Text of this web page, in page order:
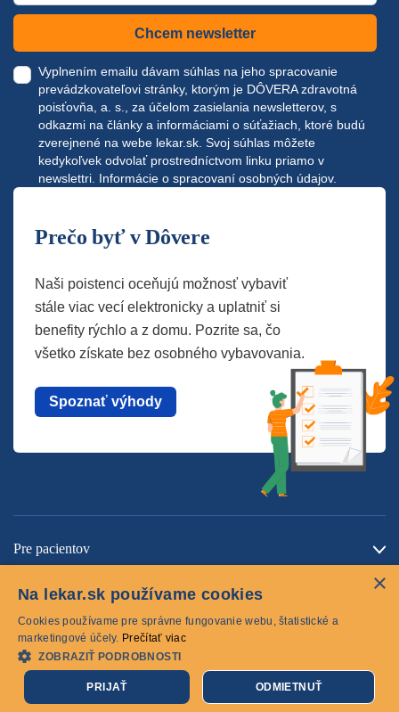
Chcem newsletter
Vyplnením emailu dávam súhlas na jeho spracovanie
prevádzkovateľovi stránky, ktorým je DÔVERA zdravotná
poisťovňa, a. s., za účelom zasielania newsletterov, s
odkazmi na články a informáciami o súťažiach, ktoré budú
zverejnené na webe lekar.sk. Svoj súhlas môžete
kedykoľvek odvolať prostredníctvom linku priamo v
newslettri. Informácie o spracovaní osobných údajov.
Prečo byť v Dôvere
Naši poistenci oceňujú možnosť vybaviť
stále viac vecí elektronicky a uplatniť si
benefity rýchlo a z domu. Pozrite sa, čo
všetko získate bez osobného vybavovania.
Spoznať výhody
Pre pacientov
© 2026 lekar.sk Všetky práva vyhradené
Cookies
×
Na lekar.sk používame cookies
Cookies používame pre správne fungovanie webu, štatistické a
marketingové účely. Prečítať viac
ZOBRAZIŤ PODROBNOSTI
PRIJAŤ ODMIETNUŤ